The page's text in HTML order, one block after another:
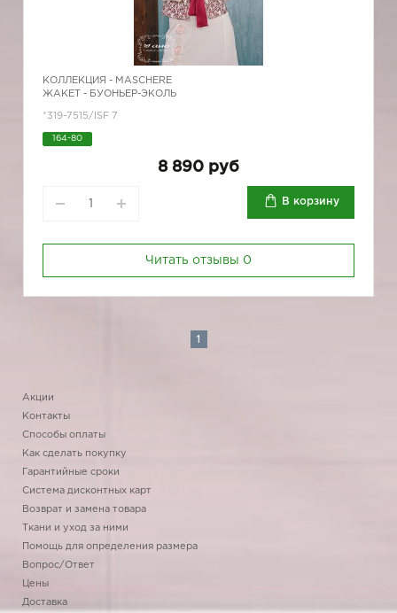
КОЛЛЕКЦИЯ - MASCHERE
ЖАКЕТ - БУОНЬЕР-ЭКОЛЬ
*319-7515/ISF 7
164-80
8 890 руб
В корзину
Читать отзывы 0
1
Акции
Контакты
Способы оплаты
Как сделать покупку
Гарантийные сроки
Система дисконтных карт
Возврат и замена товара
Ткани и уход за ними
Помощь для определения размера
Вопрос/Ответ
Цены
Доставка